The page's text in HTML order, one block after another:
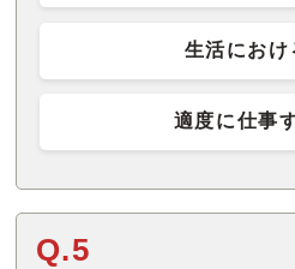
生活におけ
適度に仕事
Q.5